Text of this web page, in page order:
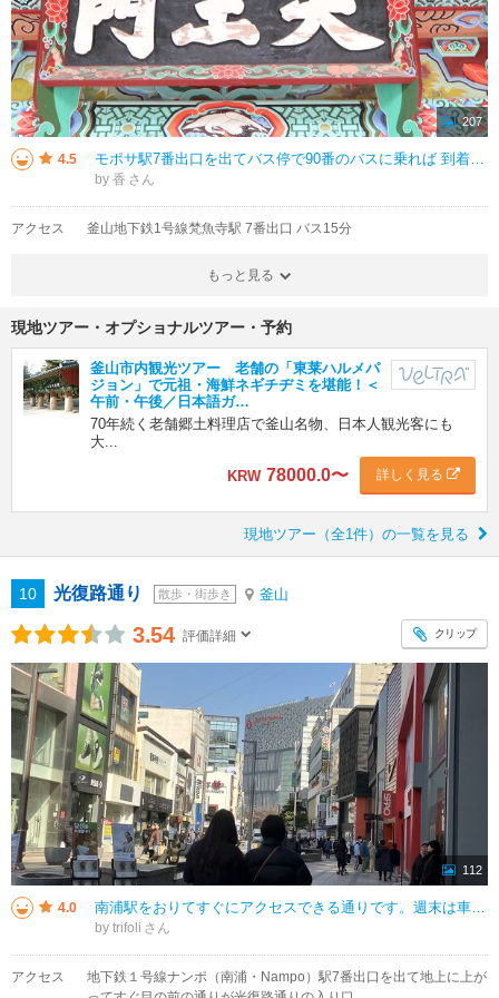
207
4.5 モポサ駅7番出口を出てバス停で90番のバスに乗れば 到着します。 お寺に行く高齢の方たちについていくと 到着しました。 バス乗り場からは坂を上がっていくのでかなり 歩きます。 地元の方たちに愛されているお寺のよ
by 香
アクセス 釜山地下鉄1号線梵魚寺駅 7番出口 バス15分
もっと見る
現地ツアー・オプショナルツアー・予約
釜山市内観光ツアー 老舗の「東莱ハルメパ
ジョン」で元祖・海鮮ネギチヂミを堪能！＜
午前・午後／日本語ガ…
70年続く老舗郷土料理店で釜山名物、日本人観光客にも
大...
KRW 78000.0〜 詳しく見る
現地ツアー（全1件）の一覧を見る
10 光復路通り 散歩・街歩き 釜山
3.54 評価詳細 クリップ
112
4.0 南浦駅をおりてすぐにアクセスできる通りです。週末は車も通らず、ショッピングを楽しむのに気兼ねなさそうです。衣料系の店が多いですが、高級ブランドよりはスポーツブランドとかカジュアル寄り。コスメや雑貨なども。お土産に重宝するア
by trifoli
アクセス
地下鉄１号線ナンポ（南浦・Nampo）駅7番出口を出て地上に上が